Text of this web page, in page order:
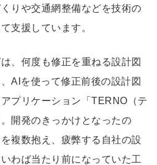
りや交通網整備などを技術の
支援しています。
、何度も修正を重ねる設計図
AIを使って修正前後の設計図
プリケーション「TERNO（テ
開発のきっかけとなったの
複数抱え、疲弊する自社の設
わば当たり前になっていた工